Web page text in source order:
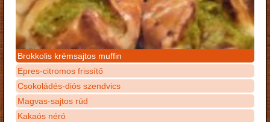
Brokkolis krémsajtos muffin
Epres-citromos frissítő
Csokoládés-diós szendvics
Magvas-sajtos rúd
Kakaós néró